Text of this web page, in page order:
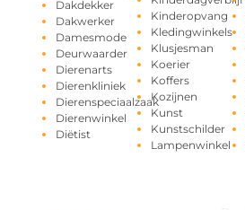
Dakdekker
Dakwerker
Damesmode
Deurwaarder
Dierenarts
Dierenkliniek
Dierenspeciaalzaak
Dierenwinkel
Diëtist
Kinderopvang
Kledingwinkels
Klusjesman
Koerier
Koffers
Kozijnen
Kunst
Kunstschilder
Lampenwinkel